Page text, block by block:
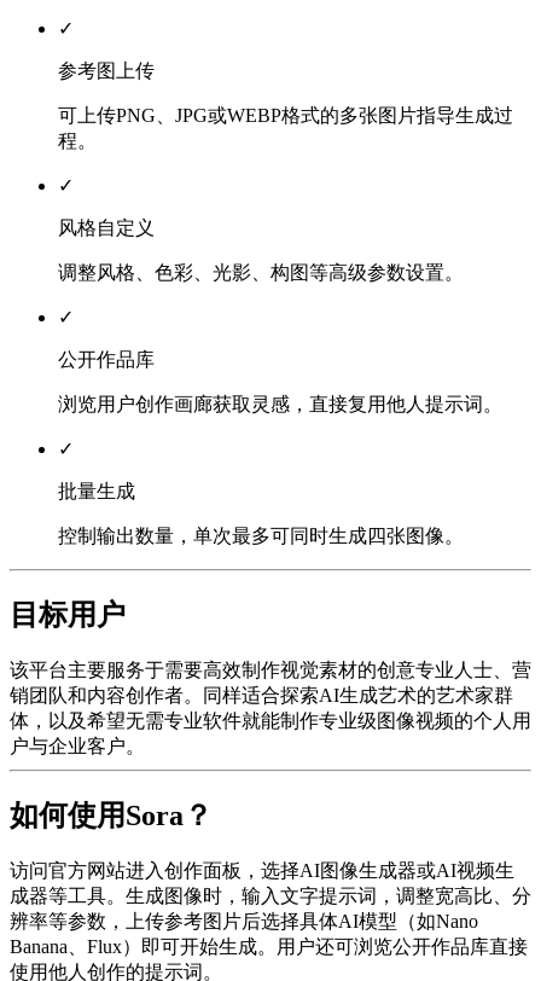
✓
参考图上传
可上传PNG、JPG或WEBP格式的多张图片指导生成过
程。
✓
风格自定义
调整风格、色彩、光影、构图等高级参数设置。
✓
公开作品库
浏览用户创作画廊获取灵感，直接复用他人提示词。
✓
批量生成
控制输出数量，单次最多可同时生成四张图像。
目标用户
该平台主要服务于需要高效制作视觉素材的创意专业人士、营
销团队和内容创作者。同样适合探索AI生成艺术的艺术家群
体，以及希望无需专业软件就能制作专业级图像视频的个人用
户与企业客户。
如何使用Sora？
访问官方网站进入创作面板，选择AI图像生成器或AI视频生
成器等工具。生成图像时，输入文字提示词，调整宽高比、分
辨率等参数，上传参考图片后选择具体AI模型（如Nano
Banana、Flux）即可开始生成。用户还可浏览公开作品库直接
使用他人创作的提示词。